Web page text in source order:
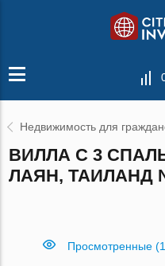
Недвижимость для
ВИЛЛА С 3
ЛАЯН, ТАИЛАНД
Просмотренные